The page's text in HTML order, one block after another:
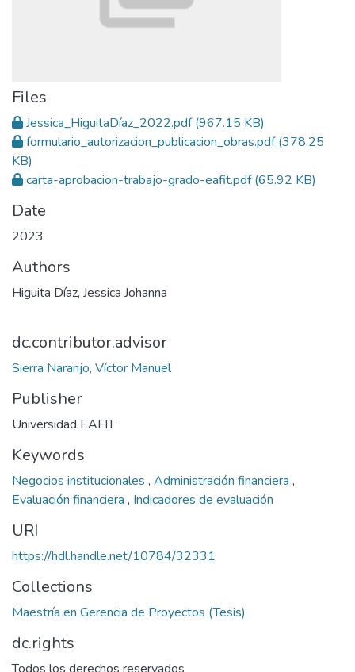
Files
Jessica_HiguitaDíaz_2022.pdf(967.15 KB)
formulario_autorizacion_publicacion_obras.pdf(378.25
KB)
carta-aprobacion-trabajo-grado-eafit.pdf(65.92 KB)
Date
2023
Authors
Higuita Díaz, Jessica Johanna
dc.contributor.advisor
Sierra Naranjo, Víctor Manuel
Publisher
Universidad EAFIT
Keywords
Negocios institucionales , Administración financiera ,
Evaluación financiera , Indicadores de evaluación
URI
https://hdl.handle.net/10784/32331
Collections
Maestría en Gerencia de Proyectos (Tesis)
dc.rights